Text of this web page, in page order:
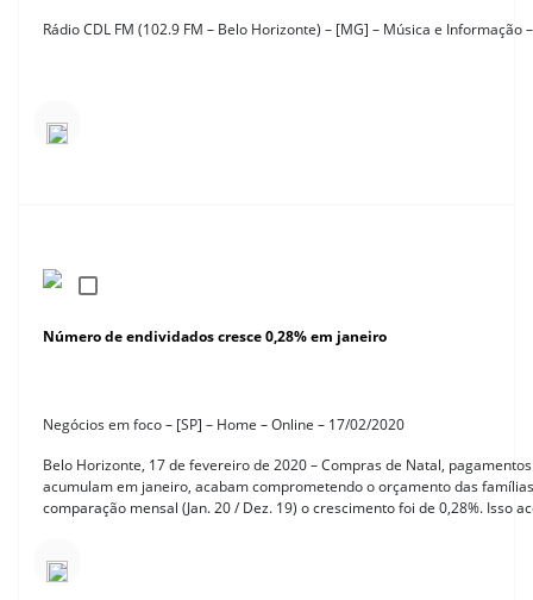
Rádio CDL FM (102.9 FM – Belo Horizonte) – [MG] – Música e Informação
Número de endividados cresce 0,28% em janeiro
Negócios em foco – [SP] – Home – Online – 17/02/2020
Belo Horizonte, 17 de fevereiro de 2020 – Compras de Natal,
acumulam em janeiro, acabam comprometendo o orçamento das
comparação mensal (Jan. 20 / Dez. 19) o crescimento foi de 0,28%. Isso